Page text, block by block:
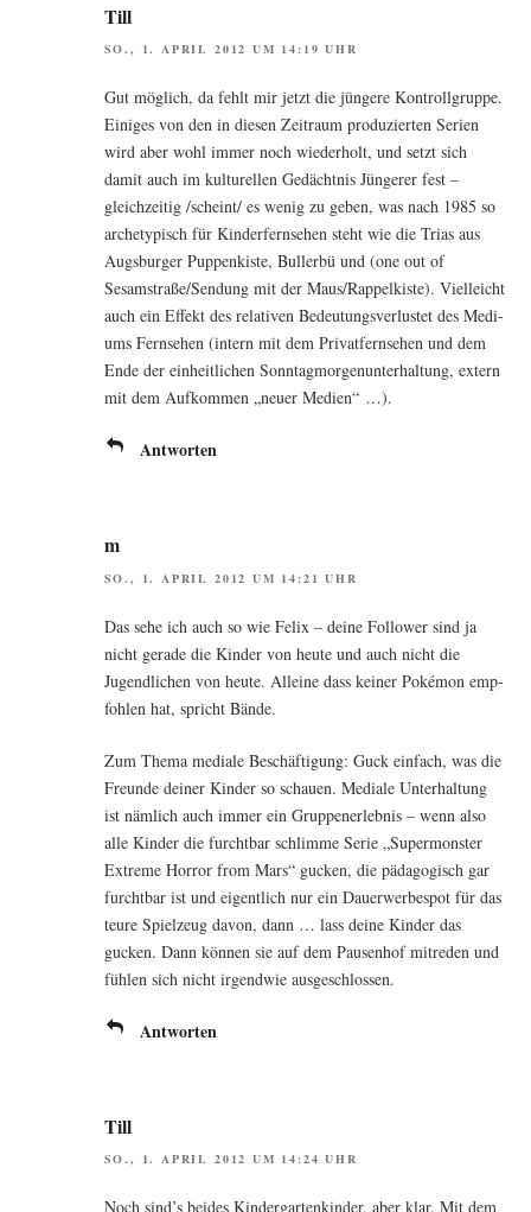
Till
SO., 1. APRIL 2012 UM 14:19 UHR
Gut mög­lich, da fehlt mir jetzt die jün­ge­re Kon­troll­grup­pe.
Eini­ges von den in die­sen Zeit­raum pro­du­zier­ten Seri­en
wird aber wohl immer noch wie­der­holt, und setzt sich
damit auch im kul­tu­rel­len Gedächt­nis Jün­ge­rer fest –
gleich­zei­tig /scheint/ es wenig zu geben, was nach 1985 so
arche­ty­pisch für Kin­der­fern­se­hen steht wie die Tri­as aus
Augs­bur­ger Pup­pen­kis­te, Bul­ler­bü und (one out of
Sesamstraße/Sendung mit der Maus/Rappelkiste). Viel­leicht
auch ein Effekt des rela­ti­ven Bedeu­tungs­ver­lus­tet des Medi­
ums Fern­se­hen (intern mit dem Pri­vat­fern­se­hen und dem
Ende der ein­heit­li­chen Sonn­tag­mor­gen­un­ter­hal­tung, extern
mit dem Auf­kom­men „neu­er Medien“ …).
Antworten
m
SO., 1. APRIL 2012 UM 14:21 UHR
Das sehe ich auch so wie Felix – dei­ne Fol­lower sind ja
nicht gera­de die Kin­der von heu­te und auch nicht die
Jugend­li­chen von heu­te. Allei­ne dass kei­ner Poké­mon emp­
foh­len hat, spricht Bände.
Zum The­ma media­le Beschäf­ti­gung: Guck ein­fach, was die
Freun­de dei­ner Kin­der so schau­en. Media­le Unter­hal­tung
ist näm­lich auch immer ein Grup­pen­er­leb­nis – wenn also
alle Kin­der die furcht­bar schlim­me Serie „Super­mons­ter
Extre­me Hor­ror from Mars“ gucken, die päd­ago­gisch gar
furcht­bar ist und eigent­lich nur ein Dau­er­wer­be­spot für das
teu­re Spiel­zeug davon, dann … lass dei­ne Kin­der das
gucken. Dann kön­nen sie auf dem Pau­sen­hof mit­re­den und
füh­len sich nicht irgend­wie ausgeschlossen.
Antworten
Till
SO., 1. APRIL 2012 UM 14:24 UHR
Noch sind’s bei­des Kin­der­gar­ten­kin­der, aber klar. Mit dem